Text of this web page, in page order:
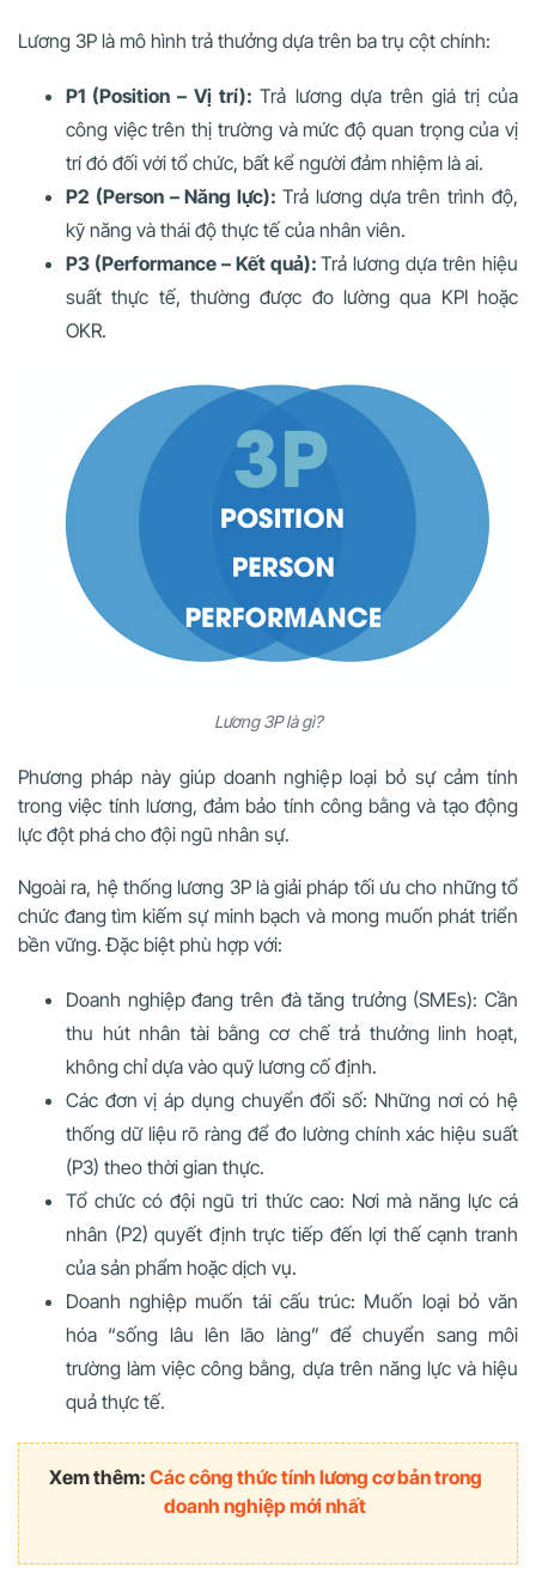
Lương 3P là mô hình trả thưởng dựa trên ba trụ cột chính:
P1 (Position – Vị trí):Trả lương dựa trên giá trị của
công việc trên thị trường và mức độ quan trọng của vị
trí đó đối với tổ chức, bất kể người đảm nhiệm là ai.
P2 (Person – Năng lực): Trả lương dựa trên trình độ,
kỹ năng và thái độ thực tế của nhân viên.
P3 (Performance – Kết quả):Trả lương dựa trên hiệu
suất thực tế, thường được đo lường qua KPI hoặc
OKR.
Lương 3P là gì?
Phương pháp này giúp doanh nghiệp loại bỏ sự cảm tính
trong việc tính lương, đảm bảo tính công bằng và tạo động
lực đột phá cho đội ngũ nhân sự.
Ngoài ra, hệ thống lương 3P là giải pháp tối ưu cho những tổ
chức đang tìm kiếm sự minh bạch và mong muốn phát triển
bền vững. Đặc biệt phù hợp với:
Doanh nghiệp đang trên đà tăng trưởng (SMEs): Cần
thu hút nhân tài bằng cơ chế trả thưởng linh hoạt,
không chỉ dựa vào quỹ lương cố định.
Các đơn vị áp dụng chuyển đổi số: Những nơi có hệ
thống dữ liệu rõ ràng để đo lường chính xác hiệu suất
(P3) theo thời gian thực.
Tổ chức có đội ngũ tri thức cao: Nơi mà năng lực cá
nhân (P2) quyết định trực tiếp đến lợi thế cạnh tranh
của sản phẩm hoặc dịch vụ.
Doanh nghiệp muốn tái cấu trúc: Muốn loại bỏ văn
hóa “sống lâu lên lão làng” để chuyển sang môi
trường làm việc công bằng, dựa trên năng lực và hiệu
quả thực tế.
Xem thêm: Các công thức tính lương cơ bản trong
doanh nghiệp mới nhất